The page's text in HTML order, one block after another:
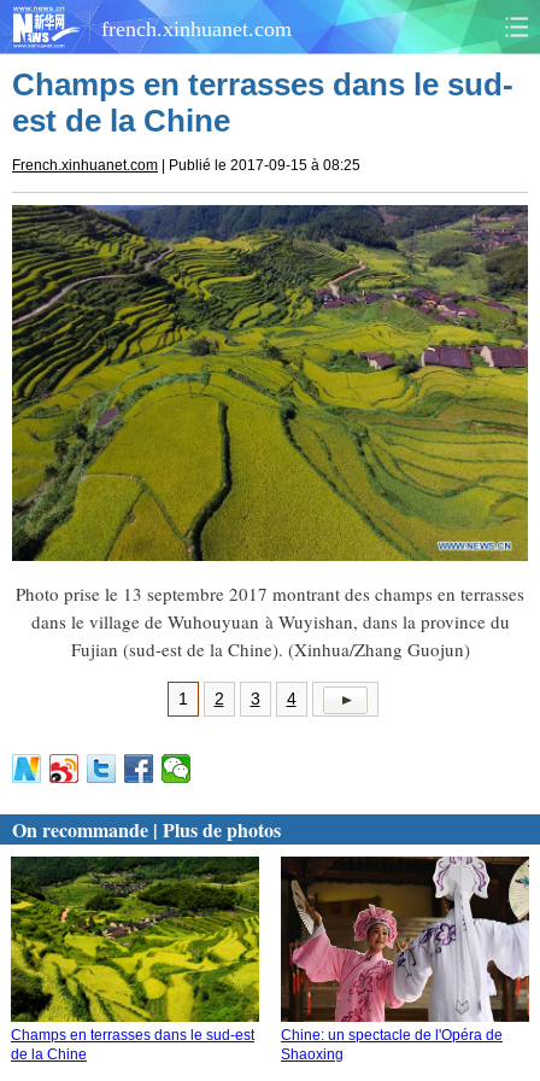
french.xinhuanet.com
CHINE MONDE
CULTURE SOCIÉTÉ
SANTÉ SPORTS
SCI&TECH PLANÈTE
TOURISME DOCUMENTS
DOSSIERS PHOTOS
VIDÉOS
Champs en terrasses dans le sud-
est de la Chine
French.xinhuanet.com | Publié le 2017-09-15 à 08:25
Photo prise le 13 septembre 2017 montrant des champs en terrasses
dans le village de Wuhouyuan à Wuyishan, dans la province du
Fujian (sud-est de la Chine). (Xinhua/Zhang Guojun)
1 2 3 4
On recommande | Plus de photos
Champs en terrasses dans le sud-est
de la Chine
Chine: un spectacle de l'Opéra de
Shaoxing